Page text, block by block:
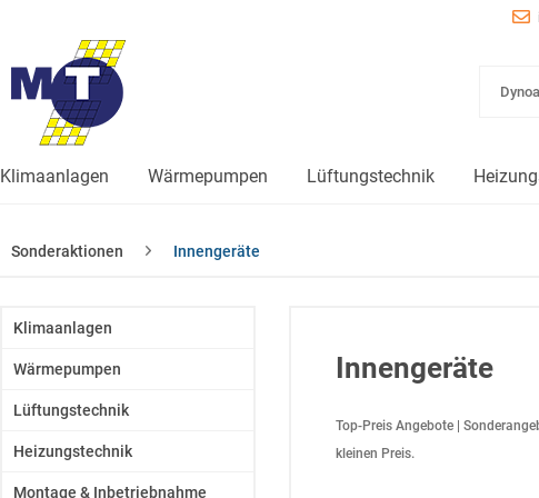
Klimaanlagen Wärmepumpen Lüftungstechnik
Sonderaktionen Innengeräte
Klimaanlagen
Wärmepumpen
Lüftungstechnik
Heizungstechnik
Montage & Inbetriebnahme
Innengeräte
Top-Preis Angebote |
kleinen Preis.